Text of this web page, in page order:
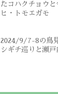
たコハクチョウ
ヒ・トモエガモ
2024/9/7-8の鳥
シギチ巡りと瀬戸